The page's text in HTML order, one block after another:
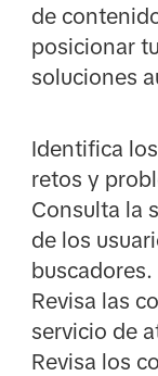
de
posicionar
soluciones
Identifica
retos y
Consulta la
de los
buscadores.
Revisa las
servicio de
Revisa los